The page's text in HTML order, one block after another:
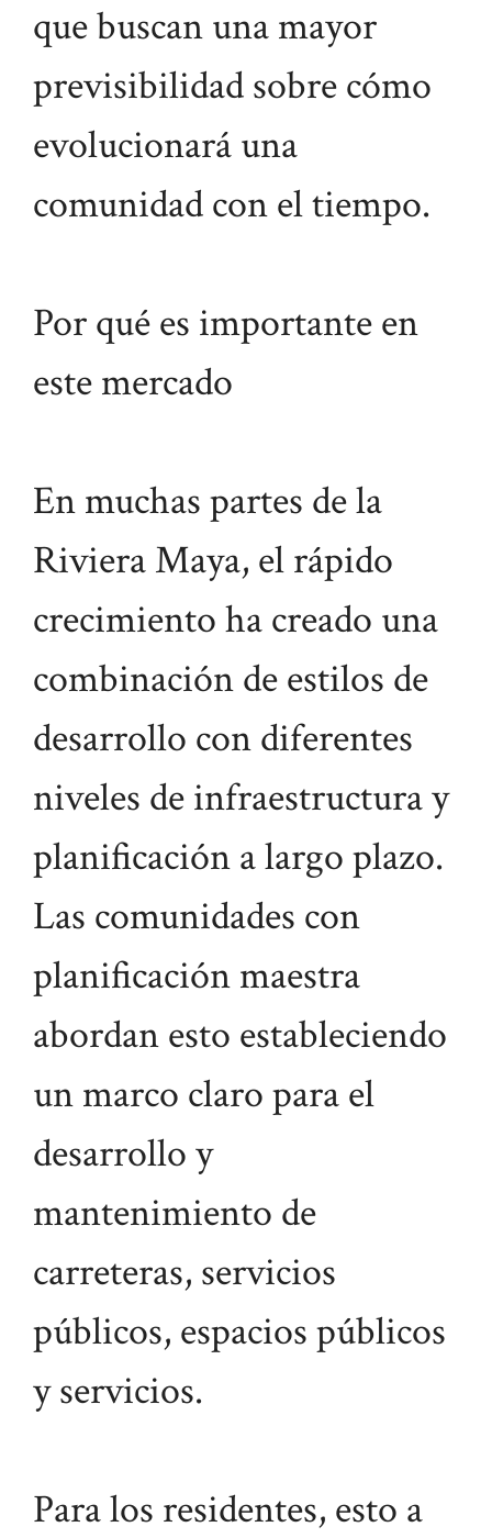
que buscan una mayor
previsibilidad sobre cómo
evolucionará una
comunidad con el tiempo.
Por qué es importante en
este mercado
En muchas partes de la
Riviera Maya, el rápido
crecimiento ha creado una
combinación de estilos de
desarrollo con diferentes
niveles de infraestructura y
planificación a largo plazo.
Las comunidades con
planificación maestra
abordan esto estableciendo
un marco claro para el
desarrollo y
mantenimiento de
carreteras, servicios
públicos, espacios públicos
y servicios.
Para los residentes, esto a